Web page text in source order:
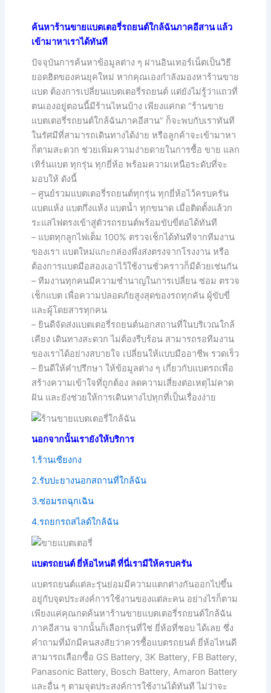
ค้นหาร้านขายแบตเตอรี่รถยนต์ใกล้ฉันภาคอีสาน แล้ว
เข้ามาหาเราได้ทันที
ปัจจุบันการค้นหาข้อมูลต่าง ๆ ผ่านอินเทอร์เน็ตเป็นวิธี
ยอดฮิตของคนยุคใหม่ หากคุณเองกำลังมองหาร้านขาย
แบต ต้องการเปลี่ยนแบตเตอรี่รถยนต์ แต่ยังไม่รู้ว่าแถวที่
ตนเองอยู่ตอนนี้มีร้านไหนบ้าง เพียงแค่กด “ร้านขาย
แบตเตอรี่รถยนต์ใกล้ฉันภาคอีสาน” ก็จะพบกับเราทันที
ในรัศมีที่สามารถเดินทางได้ง่าย หรือลูกค้าจะเข้ามาหา
ก็ตามสะดวก ช่วยเพิ่มความง่ายดายในการซื้อ ขาย แลก
เทิร์นแบต ทุกรุ่น ทุกยี่ห้อ พร้อมความเหนือระดับที่จะ
มอบให้ ดังนี้
– ศูนย์รวมแบตเตอรี่รถยนต์ทุกรุ่น ทุกยี่ห้อไว้ครบครัน
แบตแห้ง แบตกึ่งแห้ง แบตน้ำ ทุกขนาด เมื่อติดตั้งแล้วก
ระแสไฟตรงเข้าสู่ตัวรถรยนต์พร้อมขับขี่ต่อได้ทันที
– แบตทุกลูกไฟเต็ม 100% ตรวจเช็กได้ทันทีจากทีมงาน
ของเรา แบตใหม่แกะกล่องพึ่งส่งตรงจากโรงงาน หรือ
ต้องการแบตมือสองเอาไว้ใช้งานชั่วคราวก็มีด้วยเช่นกัน
– ทีมงานทุกคนมีความชำนาญในการเปลี่ยน ซ่อม ตรวจ
เช็กแบต เพื่อความปลอดภัยสูงสุดของรถทุกคัน ผู้ขับขี่
และผู้โดยสารทุกคน
– ยินดีจัดส่งแบตเตอรี่รถยนต์นอกสถานที่ในบริเวณใกล้
เคียง เดินทางสะดวก ไม่ต้องรีบร้อน สามารถรอทีมงาน
ของเราได้อย่างสบายใจ เปลี่ยนให้แบบมืออาชีพ รวดเร็ว
– ยินดีให้คำปรึกษา ให้ข้อมูลต่าง ๆ เกี่ยวกับแบตรถเพื่อ
สร้างความเข้าใจที่ถูกต้อง ลดความเสี่ยงต่อเหตุไม่คาด
ฝัน และยังช่วยให้การเดินทางไปทุกที่เป็นเรื่องง่าย
นอกจากนั้นเรายังให้บริการ
1.ร้านเซียงกง
2.รับปะยางนอกสถานที่ใกล้ฉัน
3.ซ่อมรถฉุกเฉิน
4.รถยกรถสไลด์ใกล้ฉัน
แบตรถยนต์ ยี่ห้อไหนดี ที่นี่เรามีให้ครบครัน
แบตรถยนต์แต่ละรุ่นย่อมมีความแตกต่างกันออกไปขึ้น
อยู่กับจุดประสงค์การใช้งานของแต่ละคน อย่างไรก็ตาม
เพียงแค่คุณกดค้นหาร้านขายแบตเตอรี่รถยนต์ใกล้ฉัน
ภาคอีสาน จากนั้นก็เลือกรุ่นที่ใช่ ยี่ห้อที่ชอบ ได้เลย ซึ่ง
คำถามที่มักมีคนสงสัยว่าควรซื้อแบตรถยนต์ ยี่ห้อไหนดี
สามารถเลือกซื้อ GS Battery, 3K Battery, FB Battery,
Panasonic Battery, Bosch Battery, Amaron Battery
และอื่น ๆ ตามจุดประสงค์การใช้งานได้ทันที ไม่ว่าจะ